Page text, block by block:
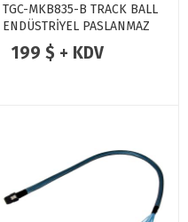
TGC-MKB835-B TRACK BALL
ENDÜSTRİYEL PASLANMAZ
METAL KLAVYE
199 $ + KDV